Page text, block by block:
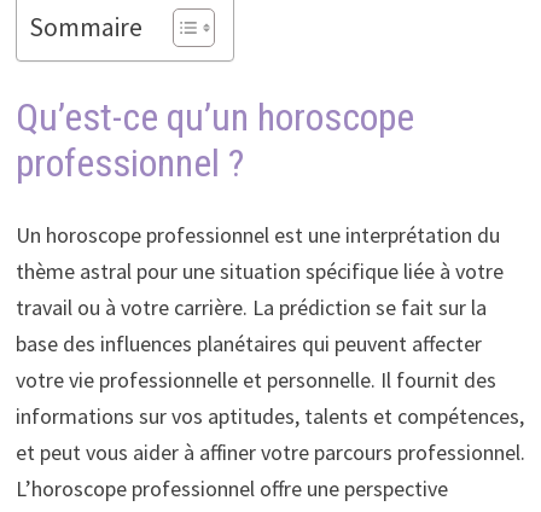
Sommaire
Qu’est-ce qu’un horoscope
professionnel ?
Un horoscope professionnel est une interprétation du
thème astral pour une situation spécifique liée à votre
travail ou à votre carrière. La prédiction se fait sur la
base des influences planétaires qui peuvent affecter
votre vie professionnelle et personnelle. Il fournit des
informations sur vos aptitudes, talents et compétences,
et peut vous aider à affiner votre parcours professionnel.
L’horoscope professionnel offre une perspective